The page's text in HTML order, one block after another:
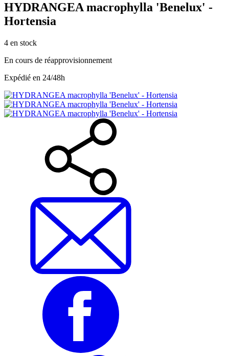
HYDRANGEA macrophylla 'Benelux' -
Hortensia
4 en stock
En cours de réapprovisionnement
Expédié en 24/48h